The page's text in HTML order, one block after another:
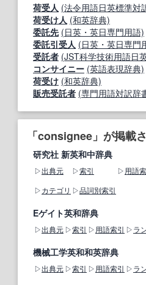
荷受人 (法令用語日英標準対
荷受け人 (和英辞典)
委託先 (日英・英日専門用語)
委託引受人 (日英・英日専門
受託者 (JST科学技術用語日
コンサイニー (英語表現辞典)
荷受け (和英辞典)
販売受託者 (専門用語対訳辞
「consignee」が掲載
研究社 新英和中辞典
出典元 索引 用語
カテゴリ
品詞別索引
Eゲイト英和辞典
出典元 索引 用語索引 ラ
機械工学英和和英辞典
出典元 索引 用語索引 ラ